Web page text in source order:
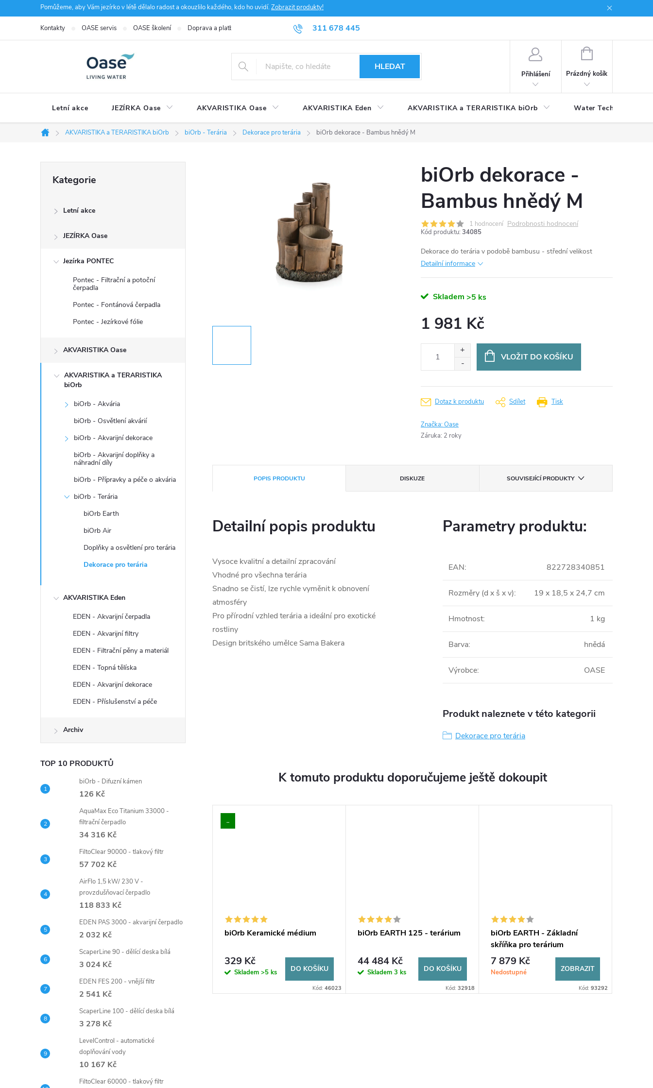
na
Pomůžeme, aby Vám jezírko v létě dělalo radost a okouzlilo každého, kdo ho uvidí.Zobrazit produkty!
311 678 445
Kontakty OASE servis OASE školení Doprava a platba Obchodní podmínky Ochrana údajů
HLEDAT
Přihlášení
NÁKUPNÍ
Prázdný košík
Letní akce JEZÍRKA Oase AKVARISTIKA Oase AKVARISTIKA Eden AKVARISTIKA a TERARISTIKA biOrb Water Technology
Domů
AKVARISTIKA a TERARISTIKA biOrb biOrb - Terária Dekorace pro terária biOrb dekorace - Bambus hnědý M
í
kategorie
Kategorie
Letní akce
JEZÍRKA Oase
Jezírka PONTEC
Pontec - Filtrační a potoční
čerpadla
Pontec - Fontánová čerpadla
Pontec - Jezírkové fólie
AKVARISTIKA Oase
AKVARISTIKA a TERARISTIKA
biOrb
biOrb - Akvária
biOrb - Osvětlení akvárií
biOrb - Akvarijní dekorace
biOrb - Akvarijní doplňky a
náhradní díly
biOrb - Přípravky a péče o akvária
biOrb - Terária
biOrb Earth
biOrb Air
Doplňky a osvětlení pro terária
Dekorace pro terária
AKVARISTIKA Eden
EDEN - Akvarijní čerpadla
EDEN - Akvarijní filtry
EDEN - Filtrační pěny a materiál
EDEN - Topná tělíska
EDEN - Akvarijní dekorace
EDEN - Příslušenství a péče
Archiv
TOP 10 PRODUKTŮ
biOrb - Difuzní kámen
126 Kč
AquaMax Eco Titanium 33000 -
filtrační čerpadlo
34 316 Kč
FiltoClear 90000 - tlakový filtr
57 702 Kč
AirFlo 1,5 kW/ 230 V -
provzdušňovací čerpadlo
118 833 Kč
EDEN PAS 3000 - akvarijní čerpadlo
2 032 Kč
ScaperLine 90 - dělící deska bílá
3 024 Kč
EDEN FES 200 - vnější filtr
2 541 Kč
ScaperLine 100 - dělící deska bílá
3 278 Kč
LevelControl - automatické
doplňování vody
10 167 Kč
FiltoClear 60000 - tlakový filtr
biOrb dekorace -
Bambus hnědý M
1 hodnocení Podrobnosti hodnocení
Kód produktu: 34085
Dekorace do terária v podobě bambusu - střední velikost
Detailní informace
Skladem >5 ks
1 981 Kč
VLOŽIT DO KOŠÍKU
Tisk
Dotaz k produktu Sdílet
Značka:Oase
Záruka: 2 roky
POPIS PRODUKTU DISKUZE SOUVISEJÍCÍ PRODUKTY
Detailní popis produktu
Vysoce kvalitní a detailní zpracování
Vhodné pro všechna terária
Snadno se čistí, lze rychle vyměnit k obnovení
atmosféry
Pro přírodní vzhled terária a ideální pro exotické
rostliny
Design britského umělce Sama Bakera
Parametry produktu:
EAN: 822728340851
Rozměry (d x š x v): 19 x 18,5 x 24,7 cm
Hmotnost: 1 kg
Barva: hnědá
Výrobce: OASE
Produkt naleznete v této kategorii
Dekorace pro terária
K tomuto produktu doporučujeme ještě dokoupit
..
biOrb Keramické médium
329 Kč
Skladem >5 ks DO KOŠÍKU
Kód: 46023
biOrb EARTH 125 - terárium
44 484 Kč
Skladem 3 ks DO KOŠÍKU
Kód: 32918
biOrb EARTH - Základní
skříňka pro terárium
7 879 Kč
Nedostupné ZOBRAZIT
Kód: 93292